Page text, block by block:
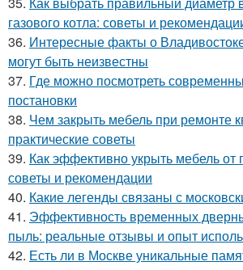
газового котла: советы и
36. Интересные факты о
могут быть неизвестны
37. Где можно посмотреть
постановки
38. Чем закрыть мебель при ремонте
практические советы
39. Как эффективно укрыть мебель
советы и рекомендации
40. Какие легенды связаны с
41. Эффективность временных
пыль: реальные отзывы и опыт
42. Есть ли в Москве уникальные